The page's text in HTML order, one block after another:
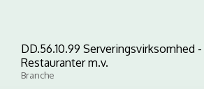
DD.56.10.99 Serveringsvirksomhed -
Restauranter m.v.
Branche